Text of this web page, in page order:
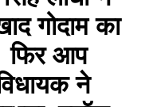
गोदाम का
फिर आप
ने